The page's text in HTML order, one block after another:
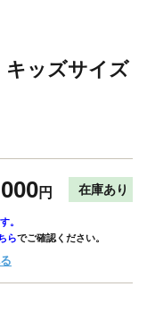
キッズサイズ
円 在庫あり
。
らでご確認ください。